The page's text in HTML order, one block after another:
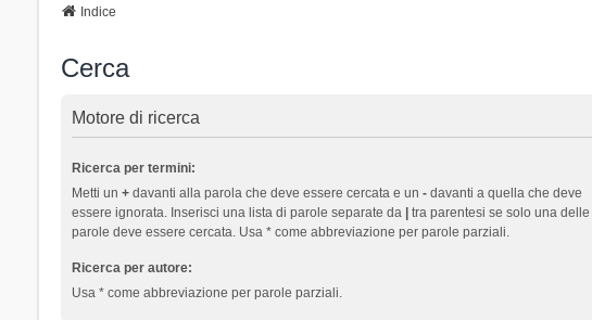
Indice
Cerca
Motore di ricerca
Ricerca per termini:
Metti un +davanti alla parola che deve essere cercata e un -davanti a quella che deve
essere ignorata. Inserisci una lista di parole separate da |tra parentesi se solo una delle
parole deve essere cercata. Usa * come abbreviazione per parole parziali.
Ricerca per autore:
Usa * come abbreviazione per parole parziali.